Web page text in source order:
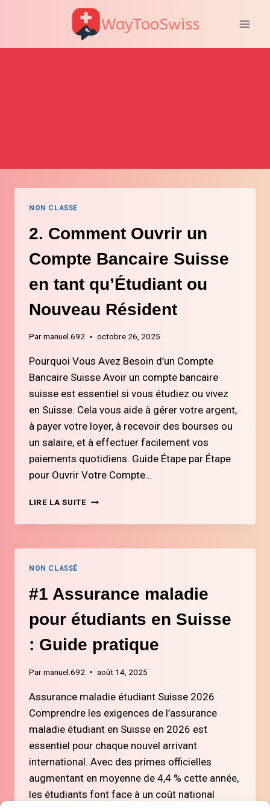
WayTooSwiss
NON CLASSÉ
2. Comment Ouvrir un
Compte Bancaire Suisse
en tant qu’Étudiant ou
Nouveau Résident
Parmanuel.692 octobre 26, 2025
Pourquoi Vous Avez Besoin d’un Compte
Bancaire Suisse Avoir un compte bancaire
suisse est essentiel si vous étudiez ou vivez
en Suisse. Cela vous aide à gérer votre argent,
à payer votre loyer, à recevoir des bourses ou
un salaire, et à effectuer facilement vos
paiements quotidiens. Guide Étape par Étape
pour Ouvrir Votre Compte…
LIRE LA SUITE2.
OUVRIR
COMPTE
TANT
QU’ÉTUDIANT
OU
NOUVEAU
RÉSIDENT
NON CLASSÉ
#1 Assurance maladie
pour étudiants en Suisse
: Guide pratique
Parmanuel.692 août 14, 2025
Assurance maladie étudiant Suisse 2026
Comprendre les exigences de l’assurance
maladie étudiant en Suisse en 2026 est
essentiel pour chaque nouvel arrivant
international. Avec des primes officielles
augmentant en moyenne de 4,4 % cette année,
les étudiants font face à un coût national